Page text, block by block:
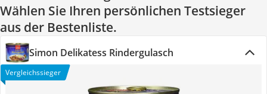
Wählen Sie Ihren persönlichen Testsieger
aus der Bestenliste.
Simon Delikatess Rindergulasch
Vergleichssieger